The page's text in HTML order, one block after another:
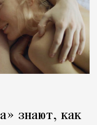
знают, как